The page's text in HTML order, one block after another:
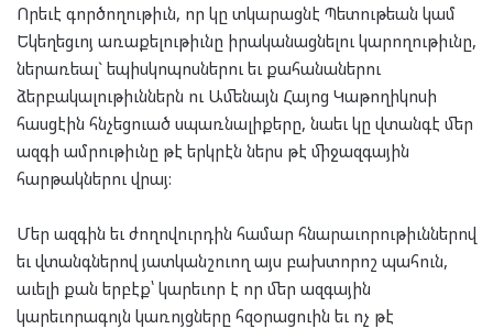
Որեւէ գործողութիւն, որ կը տկարացնէ Պետութեան կամ
Եկեղեցւոյ առաքելութիւնը իրականացնելու կարողութիւնը,
ներառեալ` եպիսկոպոսներու եւ քահանաներու
ձերբակալութիւններն ու Ամենայն Հայոց Կաթողիկոսի
հասցէին հնչեցուած սպառնալիքերը, նաեւ կը վտանգէ մեր
ազգի ամրութիւնը թէ երկրէն ներս թէ միջազգային
հարթակներու վրայ:
Մեր ազգին եւ ժողովուրդին համար հնարաւորութիւններով
եւ վտանգներով յատկանշուող այս բախտորոշ պահուն,
աւելի քան երբէք՝ կարեւոր է որ մեր ազգային
կարեւորագոյն կառոյցները հզօրացուին եւ ոչ թէ